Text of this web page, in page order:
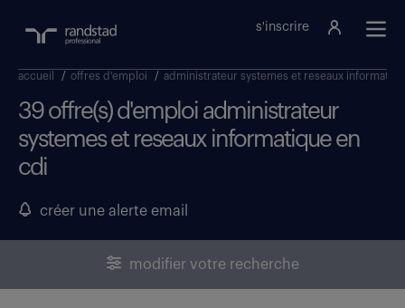
s'inscrire
accueil / offres d'emploi / administrateur systemes et reseaux
39 offre(s) d'emploi administrateur
systemes et reseaux informatique en
cdi
créer une alerte email
modifier votre recherche